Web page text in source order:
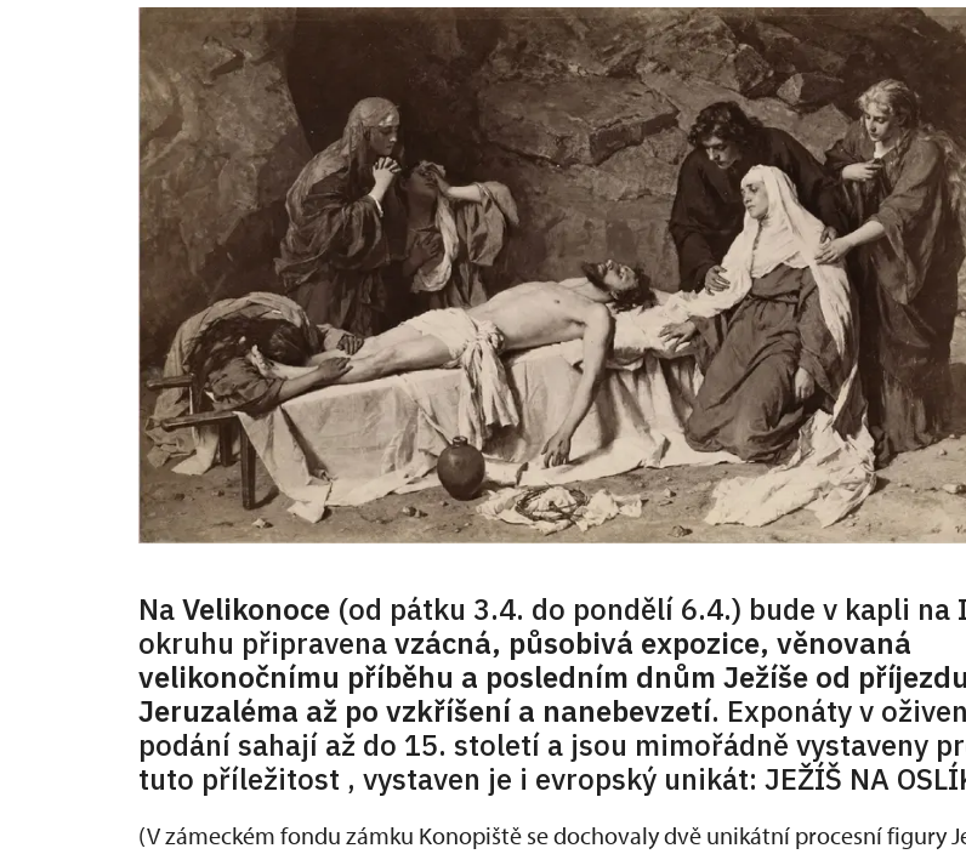
NaVelikonoce (od pátku 3.4. do pondělí 6.4.) bude v kapli na
okruhu připravenavzácná, působivá expozice, věnovaná
velikonočnímu příběhu a posledním dnům Ježíše od
Jeruzaléma až po vzkříšení a nanebevzetí. Exponáty v
podání sahají až do 15. století a jsou mimořádně vystaveny
tuto příležitost , vystaven je i evropský unikát: JEŽÍŠ NA
(V zámeckém fondu zámku Konopiště se dochovaly dvě unikátní procesní figury